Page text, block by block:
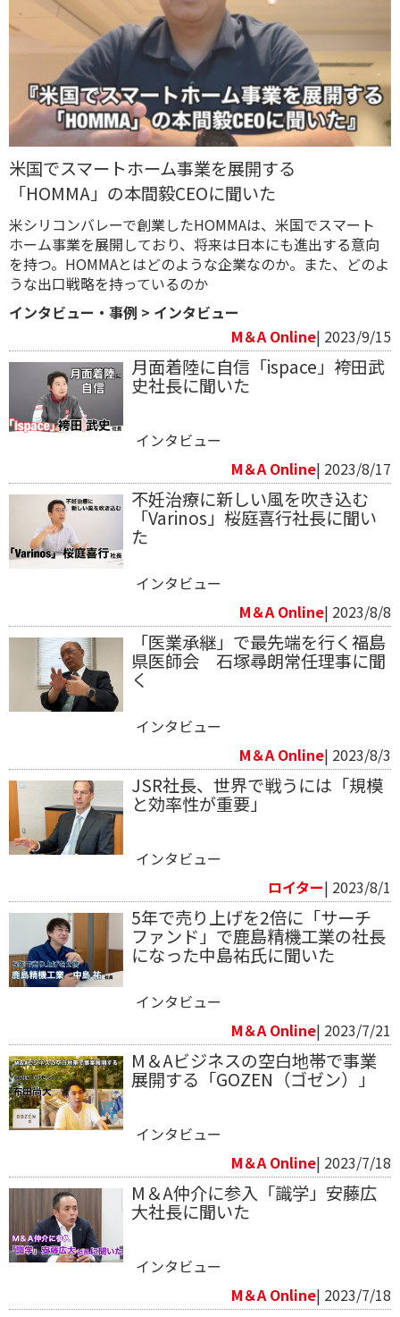
米国でスマートホーム事業を展開する
「HOMMA」の本間毅CEOに聞いた
米シリコンバレーで創業したHOMMAは、米国でスマート
ホーム事業を展開しており、将来は日本にも進出する意向
を持つ。HOMMAとはどのような企業なのか。また、どのよ
うな出口戦略を持っているのか
インタビュー・事例 > インタビュー
M＆A Online| 2023/9/15
月面着陸に自信「ispace」袴田武
史社長に聞いた
インタビュー
M＆A Online| 2023/8/17
不妊治療に新しい風を吹き込む
「Varinos」桜庭喜行社長に聞い
た
インタビュー
M＆A Online| 2023/8/8
「医業承継」で最先端を行く福島
県医師会 石塚尋朗常任理事に聞
く
インタビュー
M＆A Online| 2023/8/3
JSR社長、世界で戦うには「規模
と効率性が重要」
インタビュー
ロイター| 2023/8/1
5年で売り上げを2倍に「サーチ
ファンド」で鹿島精機工業の社長
になった中島祐氏に聞いた
インタビュー
M＆A Online| 2023/7/21
M＆Aビジネスの空白地帯で事業
展開する「GOZEN（ゴゼン）」
インタビュー
M＆A Online| 2023/7/18
M＆A仲介に参入「識学」安藤広
大社長に聞いた
インタビュー
M＆A Online| 2023/7/18